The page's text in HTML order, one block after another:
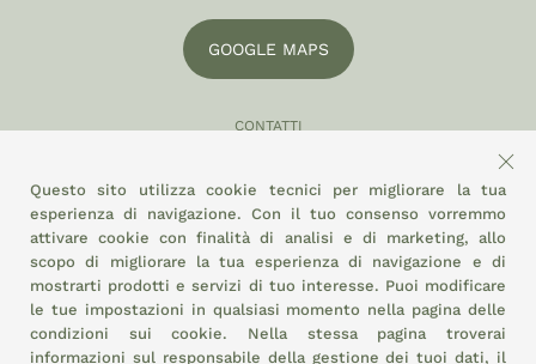
GOOGLE MAPS
CONTATTI
info@eltamiso.it
ADERIAMO A
Questo sito utilizza cookie tecnici per migliorare la tua
esperienza di navigazione. Con il tuo consenso vorremmo
attivare cookie con finalità di analisi e di marketing, allo
scopo di migliorare la tua esperienza di navigazione e di
mostrarti prodotti e servizi di tuo interesse. Puoi modificare
le tue impostazioni in qualsiasi momento nella pagina delle
condizioni sui cookie. Nella stessa pagina troverai
informazioni sul responsabile della gestione dei tuoi dati, il